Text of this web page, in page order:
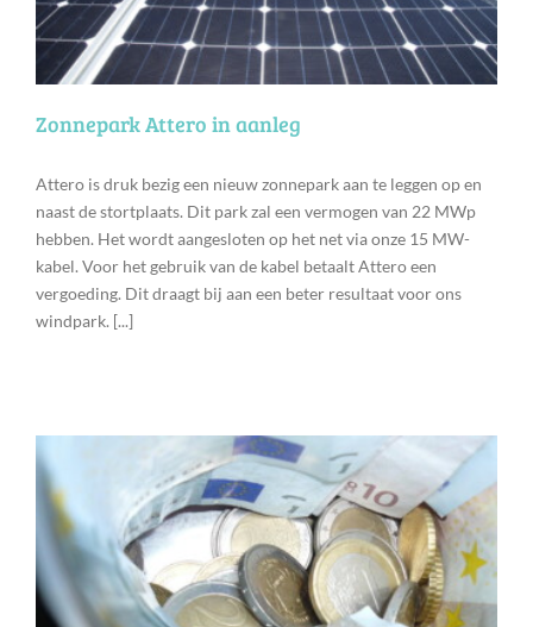
Zonnepark Attero in aanleg
Attero is druk bezig een nieuw zonnepark aan te leggen op en
naast de stortplaats. Dit park zal een vermogen van 22 MWp
hebben. Het wordt aangesloten op het net via onze 15 MW-
kabel. Voor het gebruik van de kabel betaalt Attero een
vergoeding. Dit draagt bij aan een beter resultaat voor ons
windpark. [...]